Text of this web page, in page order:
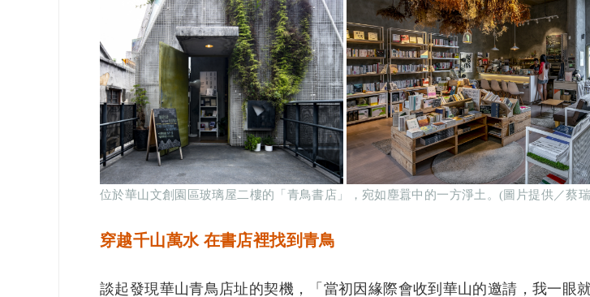
位於華山文創園區玻璃屋二樓的「青鳥書店」，宛如塵囂中的一方淨土。(圖片提供／蔡
穿越千山萬水 在書店裡找到青鳥
談起發現華山青鳥店址的契機，「當初因緣際會收到華山的邀請，我一眼